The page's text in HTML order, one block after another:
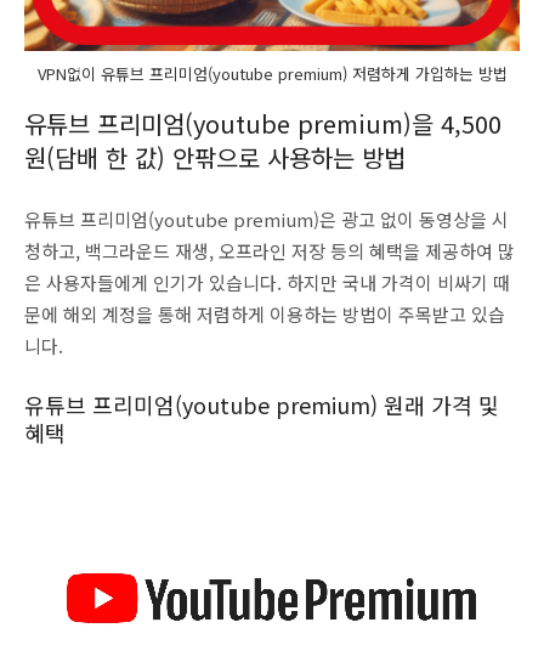
VPN없이 유튜브 프리미엄(youtube premium) 저렴하게 가입하는 방법
유튜브 프리미엄(youtube premium)을 4,500
원(담배 한 값) 안팎으로 사용하는 방법
유튜브 프리미엄(youtube premium)은 광고 없이 동영상을 시
청하고, 백그라운드 재생, 오프라인 저장 등의 혜택을 제공하여 많
은 사용자들에게 인기가 있습니다. 하지만 국내 가격이 비싸기 때
문에 해외 계정을 통해 저렴하게 이용하는 방법이 주목받고 있습
니다.
유튜브 프리미엄(youtube premium) 원래 가격 및
혜택